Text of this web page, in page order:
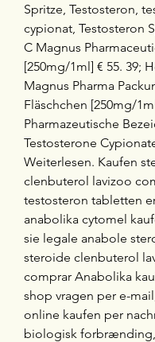
Spritze, Testosteron,
cypionat, Testosteron
C Magnus
[250mg/1ml] € 55. 39;
Magnus Pharma
Fläschchen [250mg/
Pharmazeutische
Testosterone
Weiterlesen. Kaufen
clenbuterol lavizoo
testosteron tabletten
anabolika cytomel
sie legale anabole
steroide clenbuterol
comprar Anabolika
shop vragen per e-
online kaufen per
biologisk